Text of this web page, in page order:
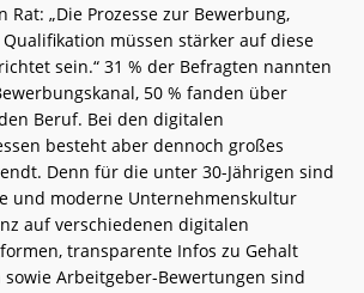
Rat: „Die Prozesse zur Bewerbung,
müssen stärker auf diese
sein.“ 31 % der Befragten nannten
50 % fanden über
Beruf. Bei den digitalen
besteht aber dennoch großes
Denn für die unter 30-Jährigen sind
und moderne Unternehmenskultur
auf verschiedenen digitalen
transparente Infos zu Gehalt
Arbeitgeber-Bewertungen sind